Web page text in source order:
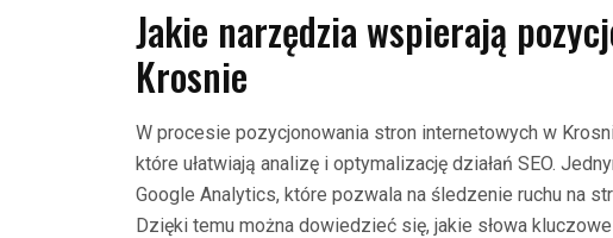
Jakie narzędzia wspierają
Krosnie
W procesie pozycjonowania stron internetowych w
które ułatwiają analizę i optymalizację działań SEO.
Google Analytics, które pozwala na śledzenie ruchu na
Dzięki temu można dowiedzieć się, jakie słowa